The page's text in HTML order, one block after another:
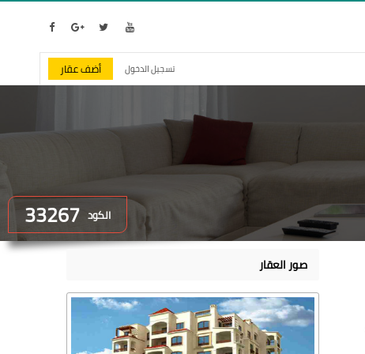
تسجيل الدخول أضف عقار
الكود 33267
صور العقار